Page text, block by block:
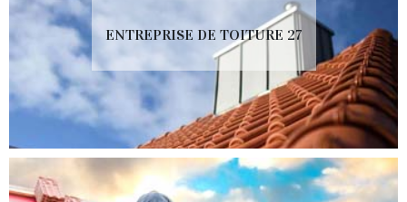
ENTREPRISE DE TOITURE 27